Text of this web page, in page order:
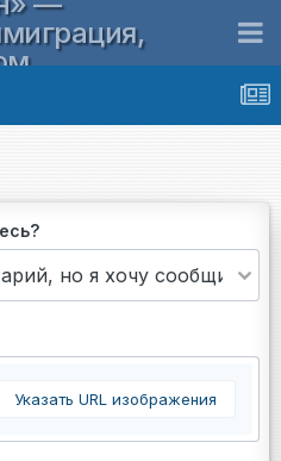
Указать URL изображения